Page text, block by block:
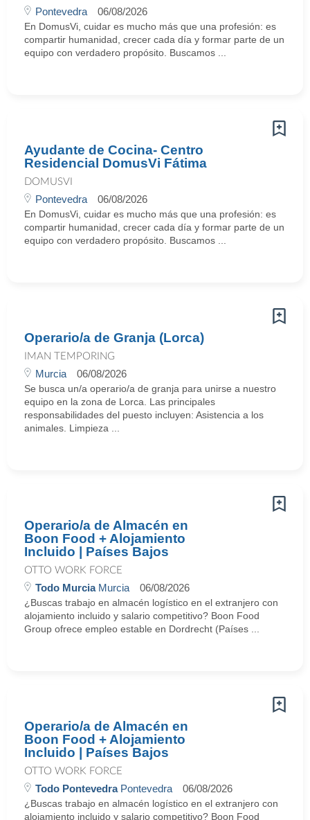
Pontevedra 06/08/2026
En DomusVi, cuidar es mucho más que una profesión: es
compartir humanidad, crecer cada día y formar parte de un
equipo con verdadero propósito. Buscamos ...
Ayudante de Cocina- Centro
Residencial DomusVi Fátima
DOMUSVI
Pontevedra 06/08/2026
En DomusVi, cuidar es mucho más que una profesión: es
compartir humanidad, crecer cada día y formar parte de un
equipo con verdadero propósito. Buscamos ...
Operario/a de Granja (Lorca)
IMAN TEMPORING
Murcia 06/08/2026
Se busca un/a operario/a de granja para unirse a nuestro
equipo en la zona de Lorca. Las principales
responsabilidades del puesto incluyen: Asistencia a los
animales. Limpieza ...
Operario/a de Almacén en
Boon Food + Alojamiento
Incluido | Países Bajos
OTTO WORK FORCE
Todo MurciaMurcia 06/08/2026
¿Buscas trabajo en almacén logístico en el extranjero con
alojamiento incluido y salario competitivo? Boon Food
Group ofrece empleo estable en Dordrecht (Países ...
Operario/a de Almacén en
Boon Food + Alojamiento
Incluido | Países Bajos
OTTO WORK FORCE
Todo PontevedraPontevedra 06/08/2026
¿Buscas trabajo en almacén logístico en el extranjero con
alojamiento incluido y salario competitivo? Boon Food